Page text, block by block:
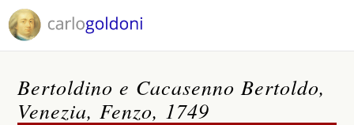
Bertoldino e Cacasenno Bertoldo,
Venezia, Fenzo, 1749